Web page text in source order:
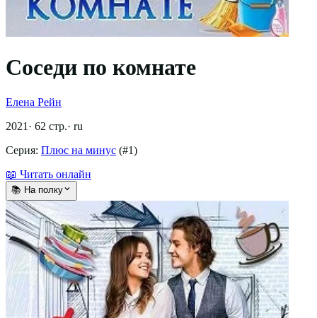
Соседи по комнате
Елена Рейн
2021 · 62 стр.· ru
Серия: Плюс на минус (#1)
📖 Читать онлайн
📚 На полку